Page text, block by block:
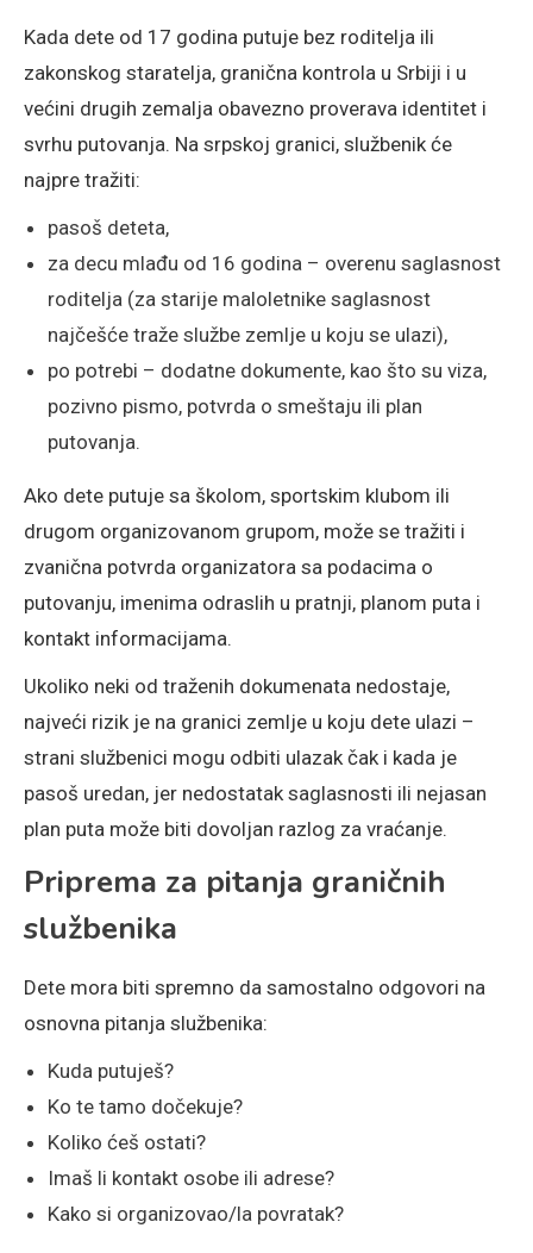
Kada dete od 17 godina putuje bez roditelja ili
zakonskog staratelja, granična kontrola u Srbiji i u
većini drugih zemalja obavezno proverava identitet i
svrhu putovanja. Na srpskoj granici, službenik će
najpre tražiti:
pasoš deteta,
za decu mlađu od 16 godina – overenu saglasnost
roditelja (za starije maloletnike saglasnost
najčešće traže službe zemlje u koju se ulazi),
po potrebi – dodatne dokumente, kao što su viza,
pozivno pismo, potvrda o smeštaju ili plan
putovanja.
Ako dete putuje sa školom, sportskim klubom ili
drugom organizovanom grupom, može se tražiti i
zvanična potvrda organizatora sa podacima o
putovanju, imenima odraslih u pratnji, planom puta i
kontakt informacijama.
Ukoliko neki od traženih dokumenata nedostaje,
najveći rizik je na granici zemlje u koju dete ulazi –
strani službenici mogu odbiti ulazak čak i kada je
pasoš uredan, jer nedostatak saglasnosti ili nejasan
plan puta može biti dovoljan razlog za vraćanje.
Priprema za pitanja graničnih
službenika
Dete mora biti spremno da samostalno odgovori na
osnovna pitanja službenika:
Kuda putuješ?
Ko te tamo dočekuje?
Koliko ćeš ostati?
Imaš li kontakt osobe ili adrese?
Kako si organizovao/la povratak?